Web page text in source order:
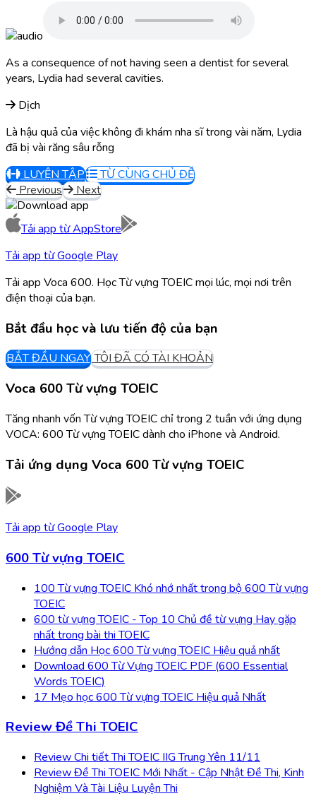
As a consequence of not having seen a dentist for several
years, Lydia had several cavities.
Dịch
Là hậu quả của việc không đi khám nha sĩ trong vài năm, Lydia
đã bị vài răng sâu rỗng
LUYỆN TẬP
TỪ CÙNG CHỦ ĐỀ
Previous
Next
Tải app từAppStore
Tải app từGoogle Play
Tải app Voca 600. Học Từ vựng TOEIC mọi lúc, mọi nơi trên
điện thoại của bạn.
Bắt đầu học và lưu tiến độ của bạn
BẮT ĐẦU NGAY TÔI ĐÃ CÓ TÀI KHOẢN
Voca 600 Từ vựng TOEIC
Tăng nhanh vốn Từ vựng TOEIC chỉ trong 2 tuần với ứng dụng
VOCA: 600 Từ vựng TOEIC dành cho iPhone và Android.
Tải ứng dụng Voca 600 Từ vựng TOEIC
Tải app từGoogle Play
600 Từ vựng TOEIC
100 Từ vựng TOEIC Khó nhớ nhất trong bộ 600 Từ vựng
TOEIC
600 từ vựng TOEIC - Top 10 Chủ đề từ vựng Hay gặp
nhất trong bài thi TOEIC
Hướng dẫn Học 600 Từ vựng TOEIC Hiệu quả nhất
Download 600 Từ Vựng TOEIC PDF (600 Essential
Words TOEIC)
17 Mẹo học 600 Từ vựng TOEIC Hiệu quả Nhất
Review Đề Thi TOEIC
Review Chi tiết Thi TOEIC IIG Trung Yên 11/11
Review Đề Thi TOEIC Mới Nhất - Cập Nhật Đề Thi, Kinh
Nghiệm Và Tài Liệu Luyện Thi